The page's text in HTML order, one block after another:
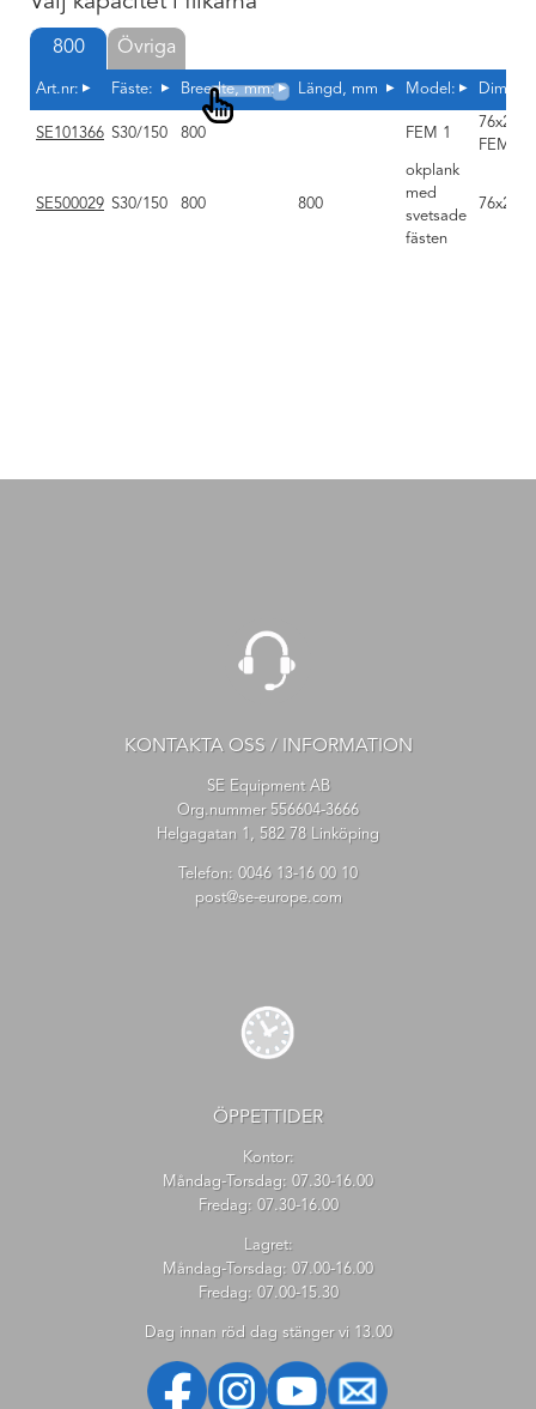
800
Art.nr: Fäste: Breedte, mm: Längd, mm Model:
SE101366 S30/150 800 FEM 1
FEM 1A
SE500029 S30/150 800 800
okplank
med
svetsade
fästen
Övriga
KONTAKTA OSS / INFORMATION
SE Equipment AB
Org.nummer 556604-3666
Helgagatan 1, 582 78 Linköping
Telefon: 0046 13-16 00 10
post@se-europe.com
ÖPPETTIDER
Kontor:
Måndag-Torsdag: 07.30-16.00
Fredag: 07.30-16.00
Lagret:
Måndag-Torsdag: 07.00-16.00
Fredag: 07.00-15.30
Dag innan röd dag stänger vi 13.00